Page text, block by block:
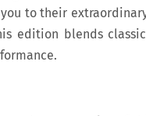
to their
edition blends